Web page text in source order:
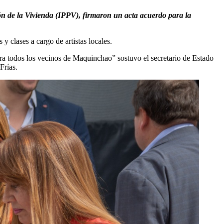
de la Vivienda (IPPV), firmaron un acta acuerdo para la
clases a cargo de artistas locales.
todos los vecinos de Maquinchao” sostuvo el secretario de Estado